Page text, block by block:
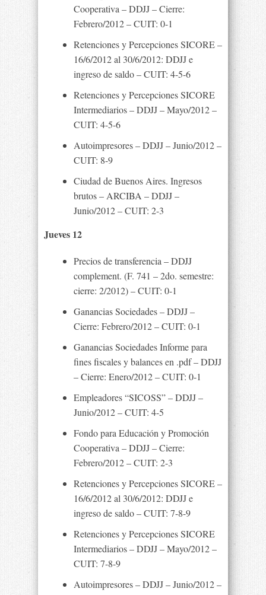
Cooperativa – DDJJ – Cierre:
Febrero/2012 – CUIT: 0-1
Retenciones y Percepciones SICORE –
16/6/2012 al 30/6/2012: DDJJ e
ingreso de saldo – CUIT: 4-5-6
Retenciones y Percepciones SICORE
Intermediarios – DDJJ – Mayo/2012 –
CUIT: 4-5-6
Autoimpresores – DDJJ – Junio/2012 –
CUIT: 8-9
Ciudad de Buenos Aires. Ingresos
brutos – ARCIBA – DDJJ –
Junio/2012 – CUIT: 2-3
Jueves 12
Precios de transferencia – DDJJ
complement. (F. 741 – 2do. semestre:
cierre: 2/2012) – CUIT: 0-1
Ganancias Sociedades – DDJJ –
Cierre: Febrero/2012 – CUIT: 0-1
Ganancias Sociedades Informe para
fines fiscales y balances en .pdf – DDJJ
– Cierre: Enero/2012 – CUIT: 0-1
Empleadores “SICOSS” – DDJJ –
Junio/2012 – CUIT: 4-5
Fondo para Educación y Promoción
Cooperativa – DDJJ – Cierre:
Febrero/2012 – CUIT: 2-3
Retenciones y Percepciones SICORE –
16/6/2012 al 30/6/2012: DDJJ e
ingreso de saldo – CUIT: 7-8-9
Retenciones y Percepciones SICORE
Intermediarios – DDJJ – Mayo/2012 –
CUIT: 7-8-9
Autoimpresores – DDJJ – Junio/2012 –